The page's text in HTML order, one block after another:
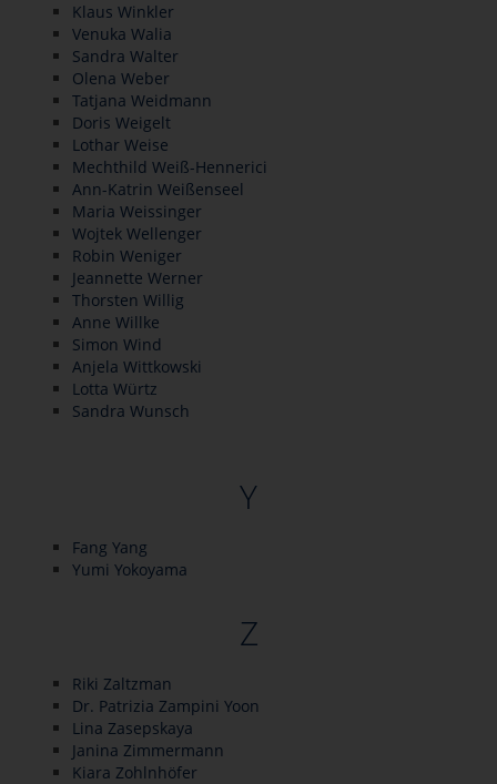
Klaus Winkler
Venuka Walia
Sandra Walter
Olena Weber
Tatjana Weidmann
Doris Weigelt
Lothar Weise
Mechthild Weiß-Hennerici
Ann-Katrin Weißenseel
Maria Weissinger
Wojtek Wellenger
Robin Weniger
Jeannette Werner
Thorsten Willig
Anne Willke
Simon Wind
Anjela Wittkowski
Lotta Würtz
Sandra Wunsch
Y
Fang Yang
Yumi Yokoyama
Z
Riki Zaltzman
Dr. Patrizia Zampini Yoon
Lina Zasepskaya
Janina Zimmermann
Kiara Zohlnhöfer